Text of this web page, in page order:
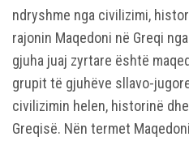
ndryshme nga civilizimi,
rajonin Maqedoni në Greqi
gjuha juaj zyrtare është
grupit të gjuhëve sllavo-
civilizimin helen, historinë
Greqisë. Nën termet